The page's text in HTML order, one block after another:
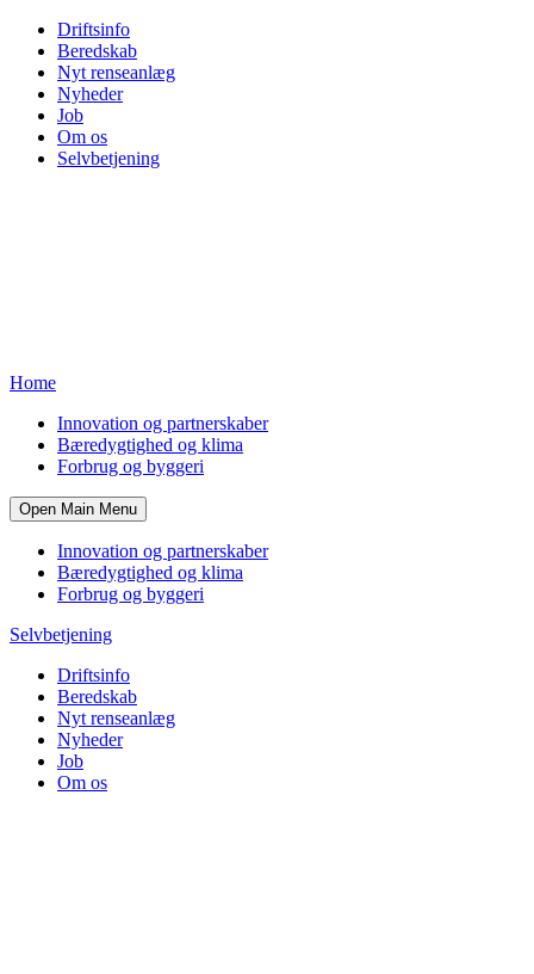
Driftsinfo
Beredskab
Nyt renseanlæg
Nyheder
Job
Om os
Selvbetjening
Home
Innovation og partnerskaber
Bæredygtighed og klima
Forbrug og byggeri
Open Main Menu
Innovation og partnerskaber
Bæredygtighed og klima
Forbrug og byggeri
Selvbetjening
Driftsinfo
Beredskab
Nyt renseanlæg
Nyheder
Job
Om os